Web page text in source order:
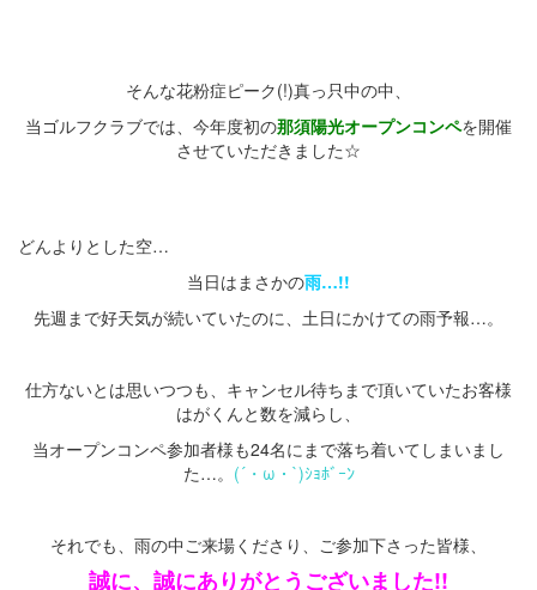
そんな花粉症ピーク(!)真っ只中の中、
当ゴルフクラブでは、今年度初の那須陽光オープンコンペを開催
させていただきました☆
どんよりとした空…
当日はまさかの雨…!!
先週まで好天気が続いていたのに、土日にかけての雨予報…。
仕方ないとは思いつつも、キャンセル待ちまで頂いていたお客様
はがくんと数を減らし、
当オープンコンペ参加者様も24名にまで落ち着いてしまいまし
た…。 (´・ ω ・ `)ｼｮﾎﾞｰﾝ
それでも、雨の中ご来場くださり、ご参加下さった皆様、
誠に、誠にありがとうございました!!